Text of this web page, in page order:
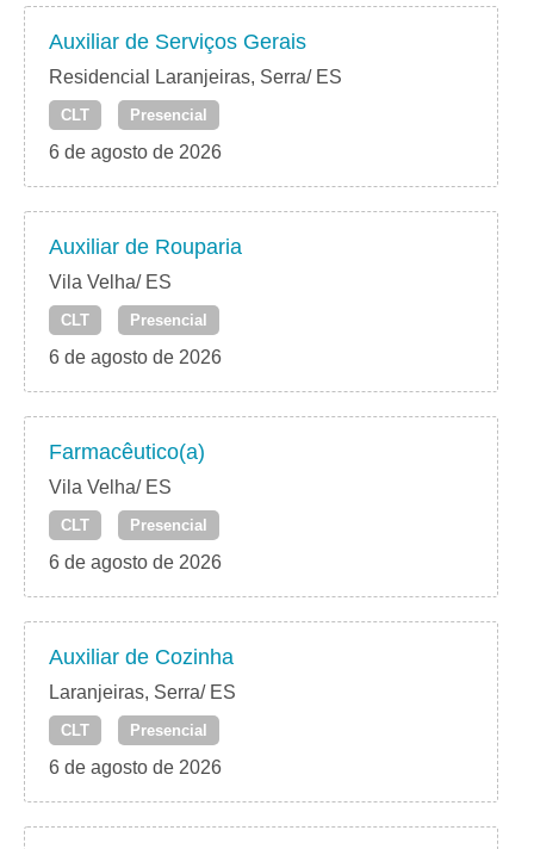
Auxiliar de Serviços Gerais
Residencial Laranjeiras, Serra/ ES
CLT Presencial
6 de agosto de 2026
Auxiliar de Rouparia
Vila Velha/ ES
CLT Presencial
6 de agosto de 2026
Farmacêutico(a)
Vila Velha/ ES
CLT Presencial
6 de agosto de 2026
Auxiliar de Cozinha
Laranjeiras, Serra/ ES
CLT Presencial
6 de agosto de 2026